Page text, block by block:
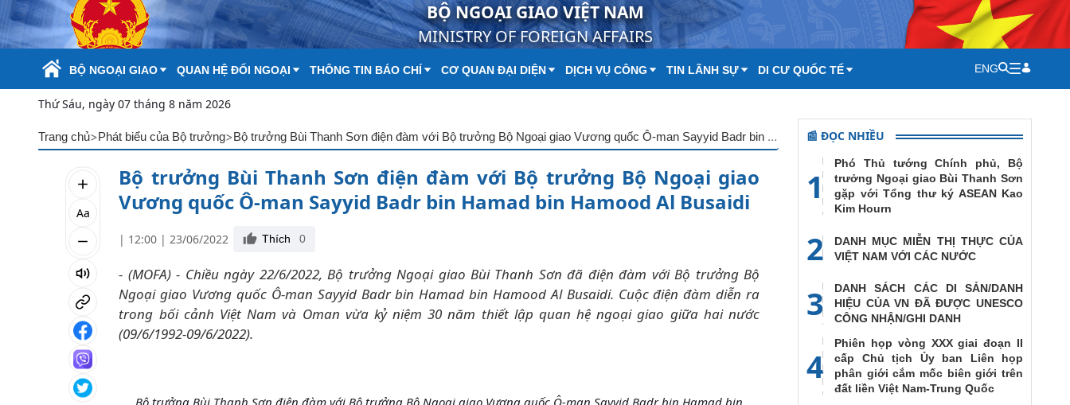
Skip to Main Content BỘ NGOẠI GIAO VIỆT NAM
MINISTRY OF FOREIGN AFFAIRS
BỘ NGOẠI GIAO QUAN HỆ ĐỐI NGOẠI THÔNG TIN BÁO CHÍ CƠ QUAN ĐẠI DIỆN DỊCH VỤ CÔNG TIN LÃNH SỰ DI CƯ QUỐC TẾ ENG
Thứ Sáu, ngày 07 tháng 8 năm 2026
Trang chủ>Phát biểu của Bộ trưởng> Bộ trưởng Bùi Thanh Sơn điện đàm với Bộ trưởng Bộ Ngoại giao Vương quốc Ô-man Sayyid Badr bin Hamad bin Hamood Al Busaidi
Aa
Bộ trưởng Bùi Thanh Sơn điện đàm với Bộ trưởng Bộ Ngoại giao
Vương quốc Ô-man Sayyid Badr bin Hamad bin Hamood Al Busaidi
| 12:00 | 23/06/2022 Thích 0
- (MOFA) - Chiều ngày 22/6/2022, Bộ trưởng Ngoại giao Bùi Thanh Sơn đã điện đàm với Bộ trưởng Bộ
Ngoại giao Vương quốc Ô-man Sayyid Badr bin Hamad bin Hamood Al Busaidi. Cuộc điện đàm diễn ra
trong bối cảnh Việt Nam và Oman vừa kỷ niệm 30 năm thiết lập quan hệ ngoại giao giữa hai nước
(09/6/1992-09/6/2022).
Bộ trưởng Bùi Thanh Sơn điện đàm với Bộ trưởng Bộ Ngoại giao Vương quốc Ô-man Sayyid Badr bin Hamad bin
📰 ĐỌC NHIỀU
1
Phó Thủ tướng Chính phủ, Bộ
trưởng Ngoại giao Bùi Thanh Sơn
gặp với Tổng thư ký ASEAN Kao
Kim Hourn
2
DANH MỤC MIỄN THỊ THỰC CỦA
VIỆT NAM VỚI CÁC NƯỚC
3
DANH SÁCH CÁC DI SẢN/DANH
HIỆU CỦA VN ĐÃ ĐƯỢC UNESCO
CÔNG NHẬN/GHI DANH
4
Phiên họp vòng XXX giai đoạn II
cấp Chủ tịch Ủy ban Liên họp
phân giới cắm mốc biên giới trên
đất liền Việt Nam-Trung Quốc